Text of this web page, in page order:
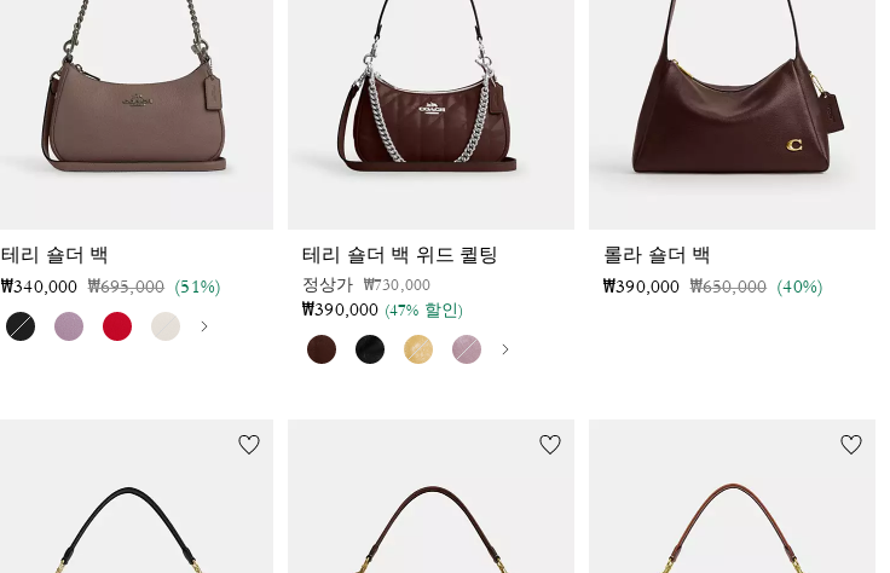
테리 숄더 백
₩340,000 가격 인하 전
₩695,000인하됨
(51%)
테리 숄더 백 위드 퀼팅
정상가 가격 인하 전
₩730,000인하됨
₩390,000 (47% 할인)
롤라 숄더 백
₩390,000 가격 인하 전
₩650,000인하됨
(40%)